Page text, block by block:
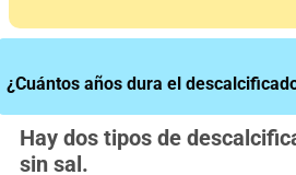
¿Cuántos años dura el
Hay dos tipos de
sin sal.